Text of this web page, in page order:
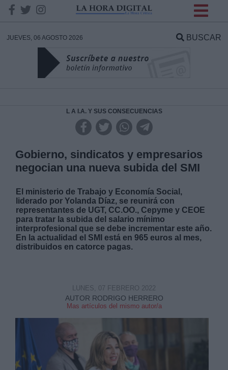
JUEVES, 06 AGOSTO 2026 BUSCAR
L A I.A. Y SUS CONSECUENCIAS
Gobierno, sindicatos y empresarios
negocian una nueva subida del SMI
El ministerio de Trabajo y Economía Social,
liderado por Yolanda Díaz, se reunirá con
representantes de UGT, CC.OO., Cepyme y CEOE
para tratar la subida del salario mínimo
interprofesional que se debe incrementar este año.
En la actualidad el SMI está en 965 euros al mes,
distribuidos en catorce pagas.
AUTOR RODRIGO HERRERO
Mas artículos del mismo autor/a
LUNES, 07 FEBRERO 2022
DATOS
Responsable:
Destinatarios:
Información adicional